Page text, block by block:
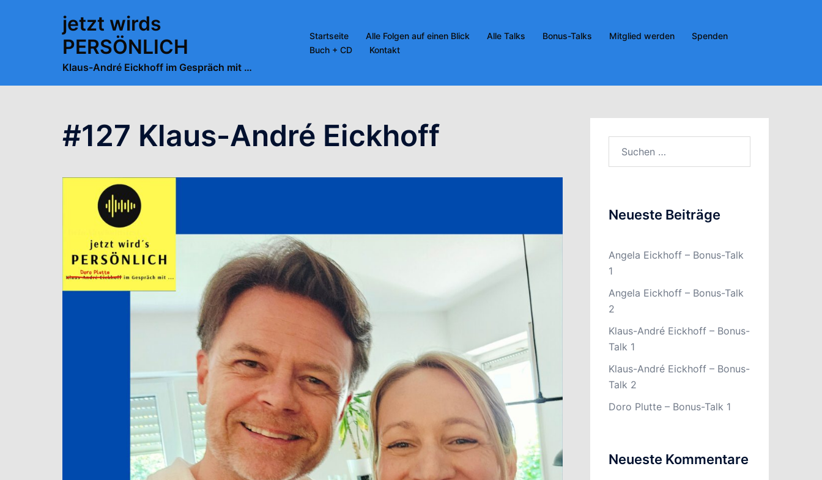
jetzt wirds
PERSÖNLICH
Klaus-André Eickhoff im Gespräch mit …
Startseite Alle Folgen auf einen Blick Alle Talks Bonus-Talks Mitglied werden
Spenden
Buch + CD
Kontakt
#127 Klaus-André Eickhoff
Neueste Beiträge
Angela Eickhoff – Bonus-Talk
1
Angela Eickhoff – Bonus-Talk
2
Klaus-André Eickhoff – Bonus-
Talk 1
Klaus-André Eickhoff – Bonus-
Talk 2
Doro Plutte – Bonus-Talk 1
Neueste Kommentare